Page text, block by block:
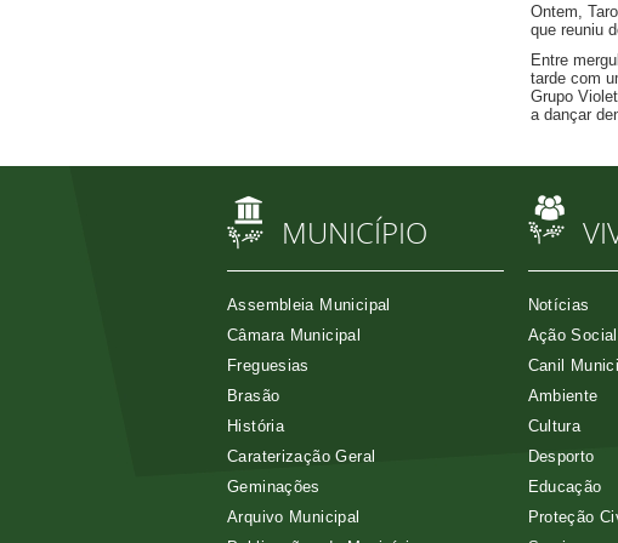
Ontem,
que reuniu
Entre
tarde com
Grupo
a dançar
MUNICÍPIO
Assembleia Municipal
Câmara Municipal
Freguesias
Brasão
História
Caraterização Geral
Geminações
Arquivo Municipal
Notícias
Ação Social
Canil
Ambiente
Cultura
Desporto
Educação
Proteção